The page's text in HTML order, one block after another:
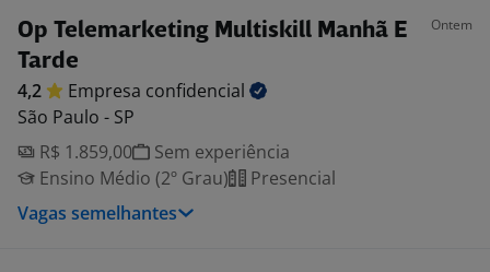
Op Telemarketing Multiskill Manhã E
Tarde
Ontem
4,2 Empresa confidencial
São Paulo - SP
R$ 1.859,00
Sem experiência
Ensino Médio (2º Grau)
Presencial
Vagas semelhantes